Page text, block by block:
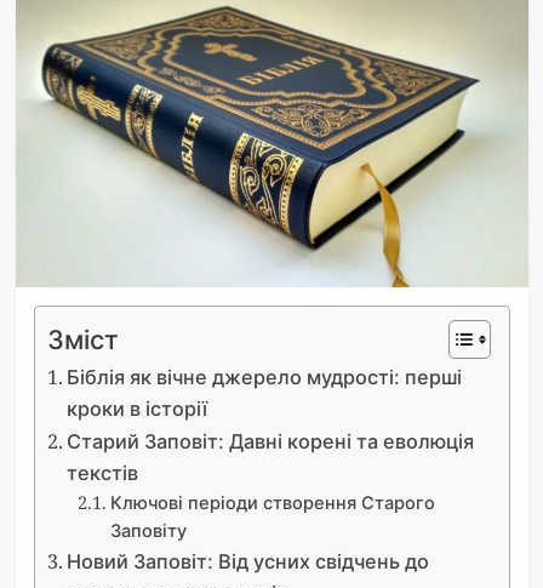
Зміст
Біблія як вічне джерело мудрості: перші
кроки в історії
Старий Заповіт: Давні корені та еволюція
текстів
Ключові періоди створення Старого
Заповіту
Новий Заповіт: Від усних свідчень до